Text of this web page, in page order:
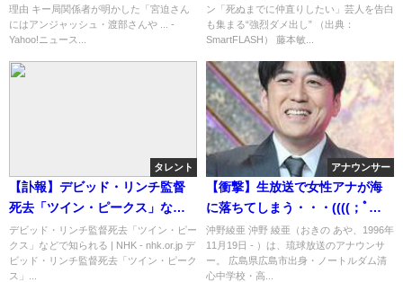
い」
理由 キー局関係者が明かした「宮迫さん
にはアンジャッシュ・渡部さんや ... -
Yahoo!ニュース...
ン「死ぬまでに仲直りしたい」芸人を告白
も集まる“強烈ダメ出し” （出典：
SmartFLASH） 藤本敏...
タレント
【訃報】デビッド・リンチ監督
死去「ツイン・ピークス」など
で知られる
デビッド・リンチ監督死去「ツイン・ピー
クス」などで知られる | NHK - nhk.or.jp デ
ビッド・リンチ監督死去「ツイン・ピーク
ス」...
アナウンサー
【衝撃】生放送で女性アナが海
に落ちてしまう・・・((((；ﾟ
Дﾟ)))))))
沖野綾亜 沖野 綾亜（おきの あや、1996年
11月19日 - ）は、琉球放送のアナウンサ
ー。 広島県広島市出身・ノートルダム清
心中学校・高...